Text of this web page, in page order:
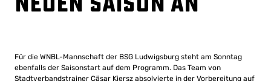
Für die WNBL-Mannschaft der BSG Ludwigsburg steht am Sonntag
ebenfalls der Saisonstart auf dem Programm. Das Team von
Stadtverbandstrainer Cäsar Kiersz absolvierte in der Vorbereitung auf